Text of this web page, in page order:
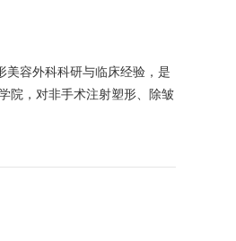
美容外科科研与临床经验，是
院，对非手术注射塑形、除皱